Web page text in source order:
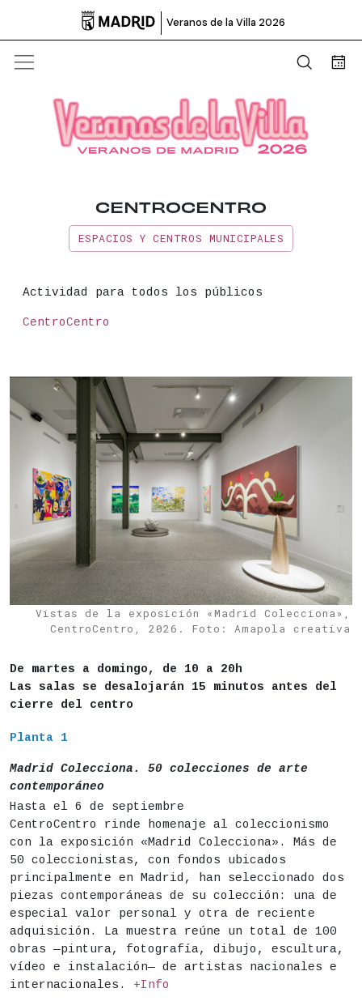
 Veranos de la Villa 2026
Abrir
CENTROCENTRO
ESPACIOS Y CENTROS MUNICIPALES
Información principal del
Actividad para todos los públicos
Lugar
CentroCentro
Vistas de la exposición «Madrid Colecciona»,
CentroCentro, 2026. Foto: Amapola creativa
DESCRIPCIÓN
Actividad para todos los públicos
Lugar
CentroCentro
De martes a domingo, de 10 a 20h
Las salas se desalojarán 15 minutos antes del
cierre del centro
Planta 1
Madrid Colecciona. 50 colecciones de arte
contemporáneo
Hasta el 6 de septiembre
CentroCentro rinde homenaje al coleccionismo
con la exposición «Madrid Colecciona». Más de
50 coleccionistas, con fondos ubicados
principalmente en Madrid, han seleccionado dos
piezas contemporáneas de su colección: una de
especial valor personal y otra de reciente
adquisición. La muestra reúne un total de 100
obras —pintura, fotografía, dibujo, escultura,
vídeo e instalación— de artistas nacionales e
internacionales. +Info